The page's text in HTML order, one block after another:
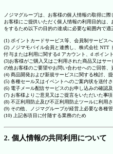
ノジマグループは、お客様の個人情報の取得に
お客様にご提供いただく個人情報の利用目的は
をするため以下の目的の達成に必要な範囲内で適
(1) ポイントカードサービス等、会員制サービス
(2) ノジマモバイル会員と連携し、株式会社 NTT
付与または利用に関するd アカウント、d ポイン
(3)お客様がご購入又はご利用された商品又はサ
の他お客様のご要望やお問い合わせへのご回答、
(4) 商品開発および新規サービスに関する検討、提
(5) 各種セール又はイベントへのご案内状を送付さ
(6) 電子メール配信サービスのお申し込みの確認
(7) お客様よりご意見又はご提言をいただいた事
(8) 不正利用防止及び不正利用防止ツールに利用さ
(9) その他、ノジマグループが経営上必要な各種管
(10) 上記各項目に付随する業務のため
2. 個人情報の共同利用について